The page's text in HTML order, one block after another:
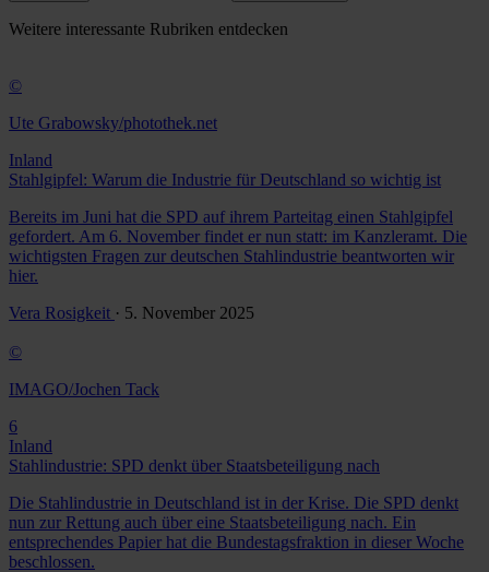
Weitere interessante Rubriken entdecken
©
Ute Grabowsky/photothek.net
Inland
Stahlgipfel: Warum die Industrie für Deutschland so wichtig ist
Bereits im Juni hat die SPD auf ihrem Parteitag einen Stahlgipfel
gefordert. Am 6. November findet er nun statt: im Kanzleramt. Die
wichtigsten Fragen zur deutschen Stahlindustrie beantworten wir
hier.
Vera Rosigkeit · 5. November 2025
©
IMAGO/Jochen Tack
6
Inland
Stahlindustrie: SPD denkt über Staatsbeteiligung nach
Die Stahlindustrie in Deutschland ist in der Krise. Die SPD denkt
nun zur Rettung auch über eine Staatsbeteiligung nach. Ein
entsprechendes Papier hat die Bundestagsfraktion in dieser Woche
beschlossen.